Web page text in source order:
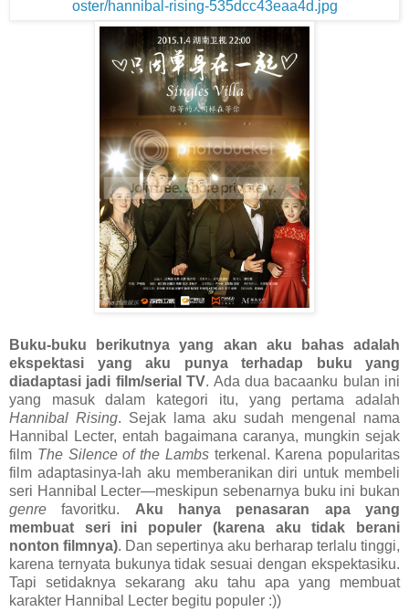
Buku-buku berikutnya yang akan aku bahas adalah
ekspektasi yang aku punya terhadap buku yang
diadaptasi jadi film/serial TV. Ada dua bacaanku bulan ini
yang masuk dalam kategori itu, yang pertama adalah
Hannibal Rising. Sejak lama aku sudah mengenal nama
Hannibal Lecter, entah bagaimana caranya, mungkin sejak
film The Silence of the Lambsterkenal. Karena popularitas
film adaptasinya-lah aku memberanikan diri untuk membeli
seri Hannibal Lecter—meskipun sebenarnya buku ini bukan
genre favoritku. Aku hanya penasaran apa yang
membuat seri ini populer (karena aku tidak berani
nonton filmnya). Dan sepertinya aku berharap terlalu tinggi,
karena ternyata bukunya tidak sesuai dengan ekspektasiku.
Tapi setidaknya sekarang aku tahu apa yang membuat
karakter Hannibal Lecter begitu populer :))